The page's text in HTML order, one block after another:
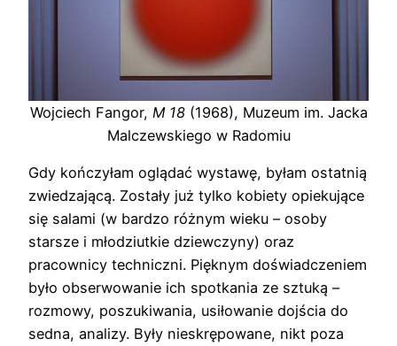
Wojciech Fangor, M 18 (1968), Muzeum im. Jacka
Malczewskiego w Radomiu
Gdy kończyłam oglądać wystawę, byłam ostatnią
zwiedzającą. Zostały już tylko kobiety opiekujące
się salami (w bardzo różnym wieku – osoby
starsze i młodziutkie dziewczyny) oraz
pracownicy techniczni. Pięknym doświadczeniem
było obserwowanie ich spotkania ze sztuką –
rozmowy, poszukiwania, usiłowanie dojścia do
sedna, analizy. Były nieskrępowane, nikt poza